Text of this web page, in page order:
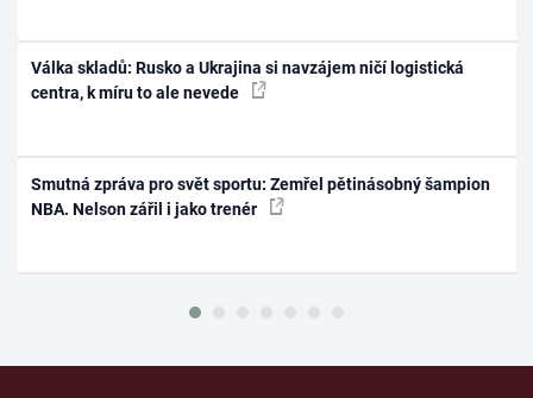
Válka skladů: Rusko a Ukrajina si navzájem ničí logistická
centra, k míru to ale nevede
Smutná zpráva pro svět sportu: Zemřel pětinásobný šampion
NBA. Nelson zářil i jako trenér